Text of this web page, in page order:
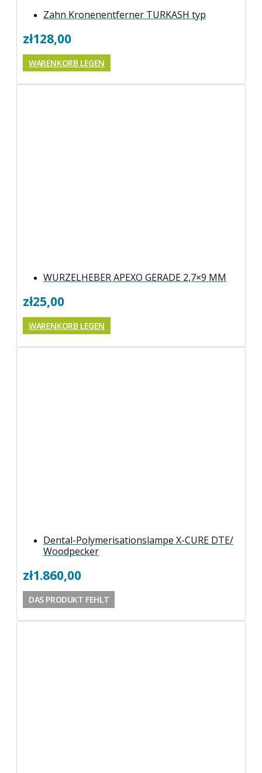
Zahn Kronenentferner TURKASH typ
zł128,00
WARENKORB LEGEN
WURZELHEBER APEXO GERADE 2,7×9 MM
zł25,00
WARENKORB LEGEN
Dental-Polymerisationslampe X-CURE DTE/
Woodpecker
zł1.860,00
DAS PRODUKT FEHLT